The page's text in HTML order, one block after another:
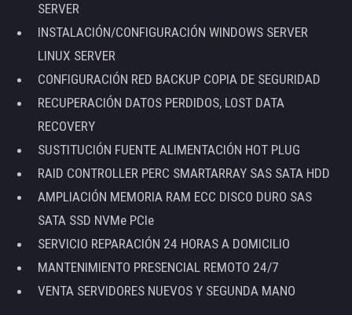
SERVER
INSTALACIÓN/CONFIGURACIÓN WINDOWS SERVER
LINUX SERVER
CONFIGURACIÓN RED BACKUP COPIA DE SEGURIDAD
RECUPERACIÓN DATOS PERDIDOS, LOST DATA
RECOVERY
SUSTITUCIÓN FUENTE ALIMENTACIÓN HOT PLUG
RAID CONTROLLER PERC SMARTARRAY SAS SATA HDD
AMPLIACIÓN MEMORIA RAM ECC DISCO DURO SAS
SATA SSD NVMe PCIe
SERVICIO REPARACIÓN 24 HORAS A DOMICILIO
MANTENIMIENTO PRESENCIAL REMOTO 24/7
VENTA SERVIDORES NUEVOS Y SEGUNDA MANO